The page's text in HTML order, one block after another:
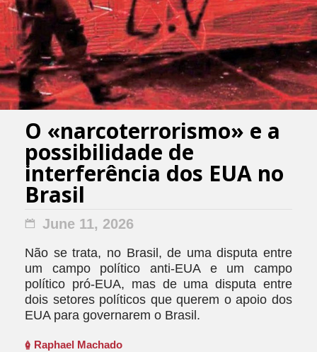
O «narcoterrorismo» e a
possibilidade de
interferência dos EUA no
Brasil
June 11, 2026
Não se trata, no Brasil, de uma disputa entre
um campo político anti-EUA e um campo
político pró-EUA, mas de uma disputa entre
dois setores políticos que querem o apoio dos
EUA para governarem o Brasil.
Raphael Machado